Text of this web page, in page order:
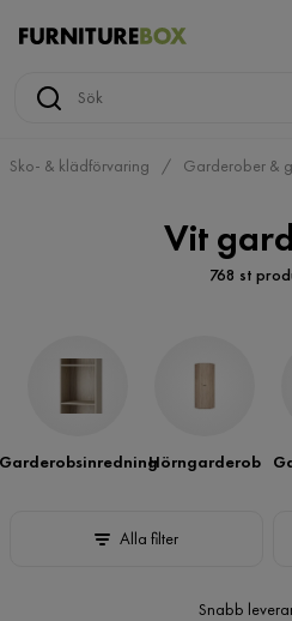
Sko- & klädförvaring Garderober &
Vit
768 st
Hörngarderob
Alla filter
Snabb